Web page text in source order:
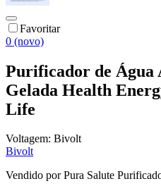
Favoritar
0 (novo)
Purificador de Água
Gelada Health
Life
Voltagem: Bivolt
Bivolt
Vendido porPura Salute